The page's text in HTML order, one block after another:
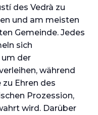
des Vedrà zu
und am meisten
Gemeinde. Jedes
sich
um der
während
Ehren des
Prozession,
wird. Darüber